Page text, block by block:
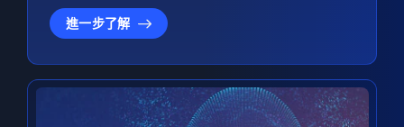
進一步了解